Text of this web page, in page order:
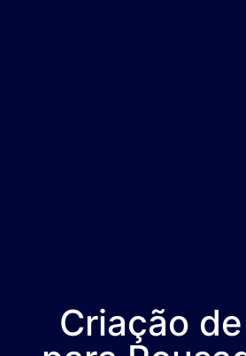
Criação